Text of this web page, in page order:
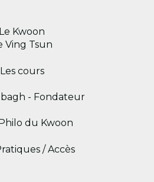
Le Kwoon
Ving Tsun
Les cours
- Fondateur
du Kwoon
/ Accès